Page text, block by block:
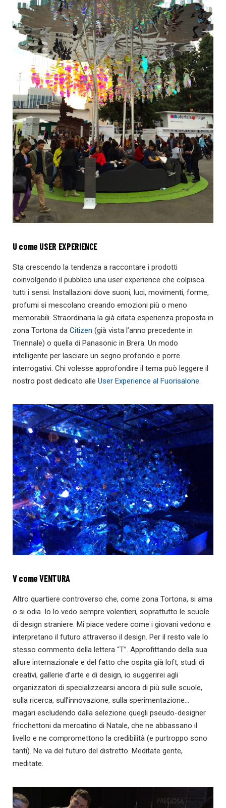
U come USER EXPERIENCE
Sta crescendo la tendenza a raccontare i prodotti
coinvolgendo il pubblico una user experience che colpisca
tutti i sensi. Installazioni dove suoni, luci, movimenti, forme,
profumi si mescolano creando emozioni più o meno
memorabili. Straordinaria la già citata esperienza proposta in
zona Tortona da Citizen (già vista l’anno precedente in
Triennale) o quella di Panasonic in Brera. Un modo
intelligente per lasciare un segno profondo e porre
interrogativi. Chi volesse approfondire il tema può leggere il
nostro post dedicato alle User Experience al Fuorisalone.
V come VENTURA
Altro quartiere controverso che, come zona Tortona, si ama
o si odia. Io lo vedo sempre volentieri, soprattutto le scuole
di design straniere. Mi piace vedere come i giovani vedono e
interpretano il futuro attraverso il design. Per il resto vale lo
stesso commento della lettera “T”. Approfittando della sua
allure internazionale e del fatto che ospita già loft, studi di
creativi, gallerie d’arte e di design, io suggerirei agli
organizzatori di specializzearsi ancora di più sulle scuole,
sulla ricerca, sull’innovazione, sulla sperimentazione…
magari escludendo dalla selezione quegli pseudo-designer
fricchettoni da mercatino di Natale, che ne abbassano il
livello e ne compromettono la credibilità (e purtroppo sono
tanti). Ne va del futuro del distretto. Meditate gente,
meditate.